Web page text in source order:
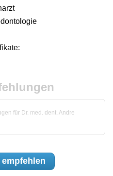
für Dr. med. dent. Andre
empfehlen